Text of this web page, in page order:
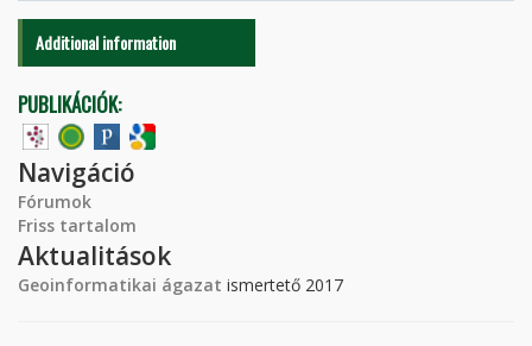
Additional information
PUBLIKÁCIÓK:
Navigáció
Fórumok
Friss tartalom
Aktualitások
Geoinformatikai ágazat ismertető 2017